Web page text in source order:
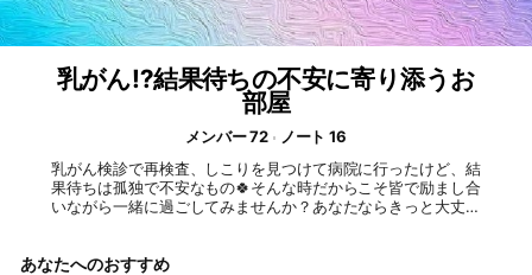
乳がん⁉️結果待ちの不安に寄り添うお
部屋
メンバー 72
ノート 16
乳がん検診で再検査、しこりを見つけて病院に行ったけど、結
果待ちは孤独で不安なもの🍀そんな時だからこそ皆で励まし合
いながら一緒に過ごしてみませんか？あなたならきっと大丈夫
波検査#エコー#MRI#CT#造影剤#痛み
あなたへのおすすめ